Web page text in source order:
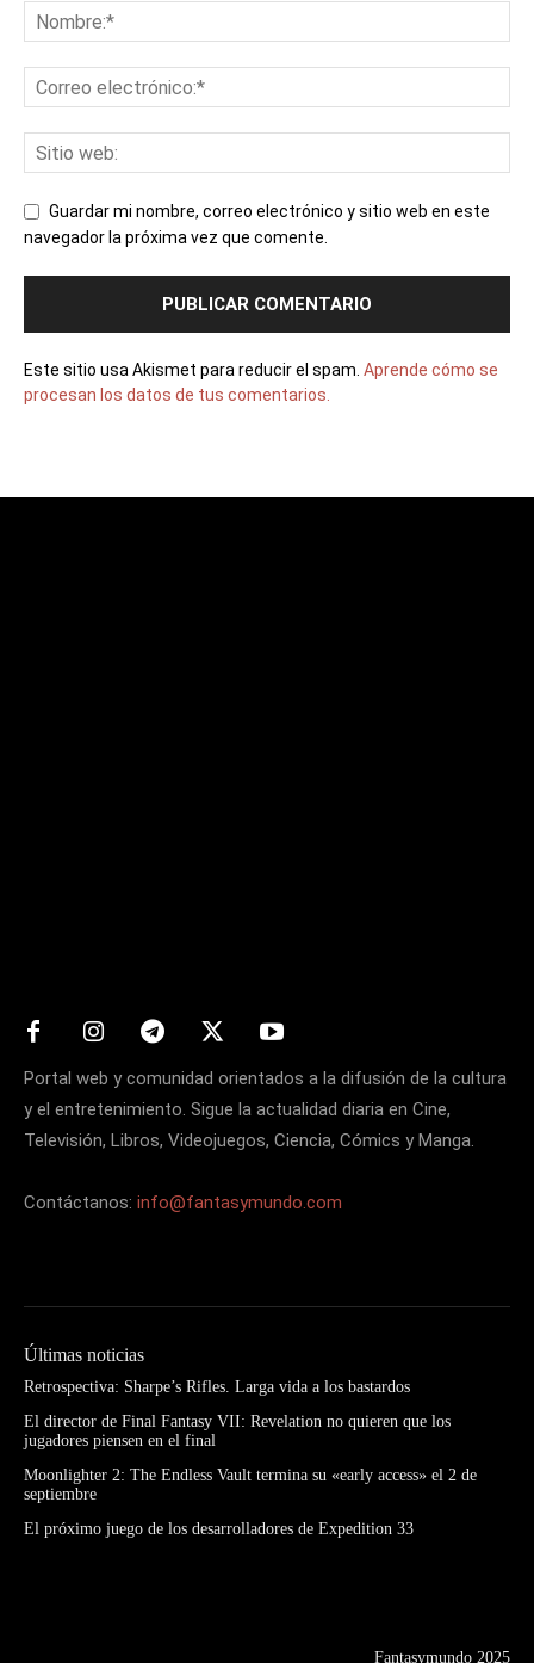
Guardar mi nombre, correo electrónico y sitio web en este
navegador la próxima vez que comente.
Este sitio usa Akismet para reducir el spam. Aprende cómo se
procesan los datos de tus comentarios.
Portal web y comunidad orientados a la difusión de la cultura
y el entretenimiento. Sigue la actualidad diaria en Cine,
Televisión, Libros, Videojuegos, Ciencia, Cómics y Manga.
Contáctanos: info@fantasymundo.com
Últimas noticias
Retrospectiva: Sharpe’s Rifles. Larga vida a los bastardos
El director de Final Fantasy VII: Revelation no quieren que los
jugadores piensen en el final
Moonlighter 2: The Endless Vault termina su «early access» el 2 de
septiembre
El próximo juego de los desarrolladores de Expedition 33
Fantasymundo 2025